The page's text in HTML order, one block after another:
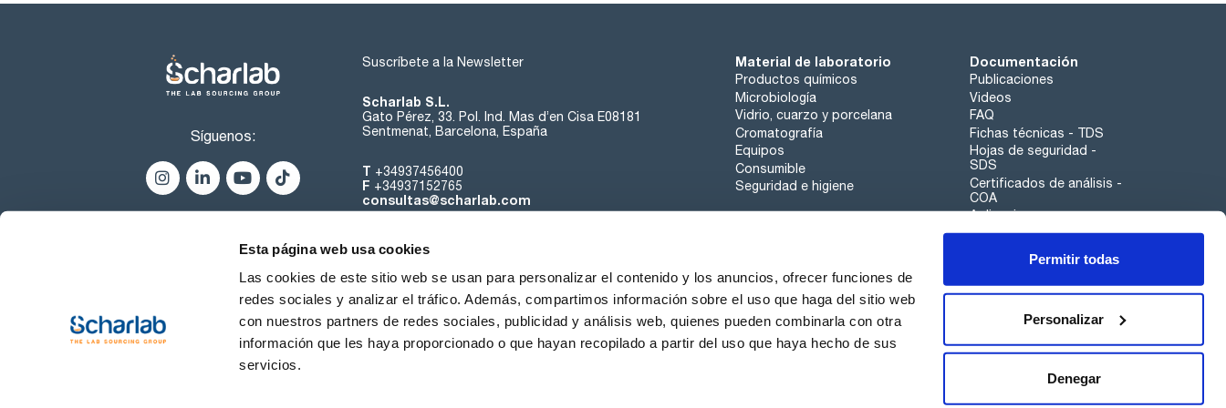
Esta página web usa cookies
Las cookies de este sitio web se usan para personalizar el contenido y los anuncios, ofrecer funciones de
redes sociales y analizar el tráfico. Además, compartimos información sobre el uso que haga del sitio web
con nuestros partners de redes sociales, publicidad y análisis web, quienes pueden combinarla con otra
información que les haya proporcionado o que hayan recopilado a partir del uso que haya hecho de sus
servicios.
Permitir todas
Personalizar
Denegar
cadmio (Cd): max. 0,05 ppm
cobre (Cu): max. 0,02 ppm
magnesio (Mg): max. 0,1 ppm
manganeso (Mn): max. 0,02 ppm
niquel (Ni): max. 0,02 ppm
compuestos de azufre (como S): max. 0,002 %
materia no volátil : max. 0,001 %
agua (K.F.): max. 0,03 %
Síguenos:
Suscríbete a la Newsletter
Scharlab S.L.
Gato Pérez, 33. Pol. Ind. Mas d’en Cisa E08181
Sentmenat, Barcelona, España
T +34937456400
F +34937152765
consultas@scharlab.com
Material de laboratorio
Productos químicos
Microbiología
Vidrio, cuarzo y porcelana
Cromatografía
Equipos
Consumible
Seguridad e higiene
Documentación
Publicaciones
Videos
FAQ
Fichas técnicas - TDS
Hojas de seguridad -
SDS
Certificados de análisis -
COA
Aplicaciones
Tabla Periódica
Canal de denuncias
Sobre nosotros Contacta Noticias Trabaja con nosotros
Condiciones de uso